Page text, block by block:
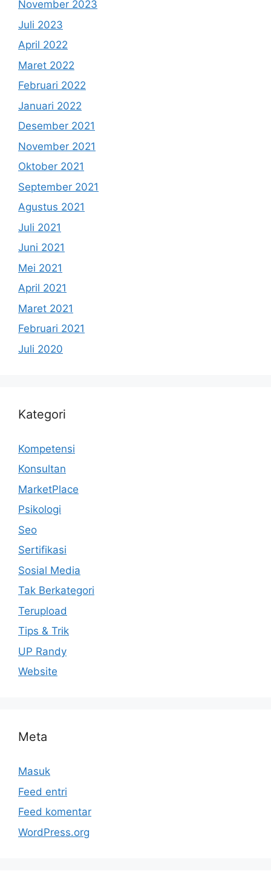
November 2023
Juli 2023
April 2022
Maret 2022
Februari 2022
Januari 2022
Desember 2021
November 2021
Oktober 2021
September 2021
Agustus 2021
Juli 2021
Juni 2021
Mei 2021
April 2021
Maret 2021
Februari 2021
Juli 2020
Kategori
Kompetensi
Konsultan
MarketPlace
Psikologi
Seo
Sertifikasi
Sosial Media
Tak Berkategori
Terupload
Tips & Trik
UP Randy
Website
Meta
Masuk
Feed entri
Feed komentar
WordPress.org